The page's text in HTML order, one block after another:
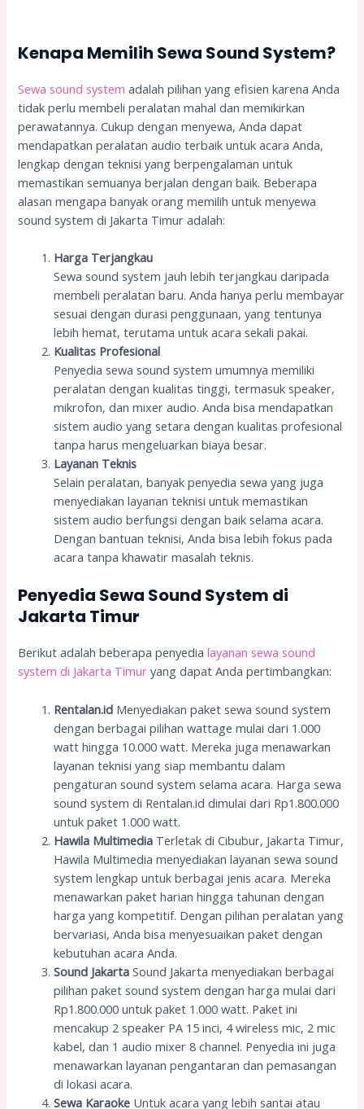
Kenapa Memilih Sewa Sound System?
Sewa sound system adalah pilihan yang efisien karena Anda
tidak perlu membeli peralatan mahal dan memikirkan
perawatannya. Cukup dengan menyewa, Anda dapat
mendapatkan peralatan audio terbaik untuk acara Anda,
lengkap dengan teknisi yang berpengalaman untuk
memastikan semuanya berjalan dengan baik. Beberapa
alasan mengapa banyak orang memilih untuk menyewa
sound system di Jakarta Timur adalah:
Harga Terjangkau
Sewa sound system jauh lebih terjangkau daripada
membeli peralatan baru. Anda hanya perlu membayar
sesuai dengan durasi penggunaan, yang tentunya
lebih hemat, terutama untuk acara sekali pakai.
Kualitas Profesional
Penyedia sewa sound system umumnya memiliki
peralatan dengan kualitas tinggi, termasuk speaker,
mikrofon, dan mixer audio. Anda bisa mendapatkan
sistem audio yang setara dengan kualitas profesional
tanpa harus mengeluarkan biaya besar.
Layanan Teknis
Selain peralatan, banyak penyedia sewa yang juga
menyediakan layanan teknisi untuk memastikan
sistem audio berfungsi dengan baik selama acara.
Dengan bantuan teknisi, Anda bisa lebih fokus pada
acara tanpa khawatir masalah teknis.
Penyedia Sewa Sound System di
Jakarta Timur
Berikut adalah beberapa penyedia layanan sewa sound
system di Jakarta Timur yang dapat Anda pertimbangkan:
Rentalan.id Menyediakan paket sewa sound system
dengan berbagai pilihan wattage mulai dari 1.000
watt hingga 10.000 watt. Mereka juga menawarkan
layanan teknisi yang siap membantu dalam
pengaturan sound system selama acara. Harga sewa
sound system di Rentalan.id dimulai dari Rp1.800.000
untuk paket 1.000 watt.
Hawila Multimedia Terletak di Cibubur, Jakarta Timur,
Hawila Multimedia menyediakan layanan sewa sound
system lengkap untuk berbagai jenis acara. Mereka
menawarkan paket harian hingga tahunan dengan
harga yang kompetitif. Dengan pilihan peralatan yang
bervariasi, Anda bisa menyesuaikan paket dengan
kebutuhan acara Anda.
Sound Jakarta Sound Jakarta menyediakan berbagai
pilihan paket sound system dengan harga mulai dari
Rp1.800.000 untuk paket 1.000 watt. Paket ini
mencakup 2 speaker PA 15 inci, 4 wireless mic, 2 mic
kabel, dan 1 audio mixer 8 channel. Penyedia ini juga
menawarkan layanan pengantaran dan pemasangan
di lokasi acara.
Sewa Karaoke Untuk acara yang lebih santai atau